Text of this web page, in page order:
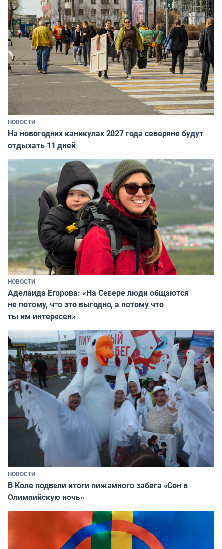
НОВОСТИ
На новогодних каникулах 2027 года северяне будут
отдыхать 11 дней
НОВОСТИ
Аделаида Егорова: «На Севере люди общаются
не потому, что это выгодно, а потому что
ты им интересен»
НОВОСТИ
В Коле подвели итоги пижамного забега «Сон в
Олимпийскую ночь»